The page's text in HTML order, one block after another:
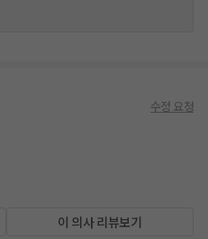
수정 요청
이 의사 리뷰보기